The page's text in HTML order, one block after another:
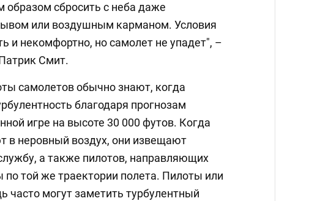
сбросить с неба даже
или воздушным карманом. Условия
и некомфортно, но самолет не упадет", –
Смит.
самолетов обычно знают, когда
благодаря прогнозам
игре на высоте 30 000 футов. Когда
в неровный воздух, они извещают
а также пилотов, направляющих
по той же траектории полета. Пилоты или
часто могут заметить турбулентный